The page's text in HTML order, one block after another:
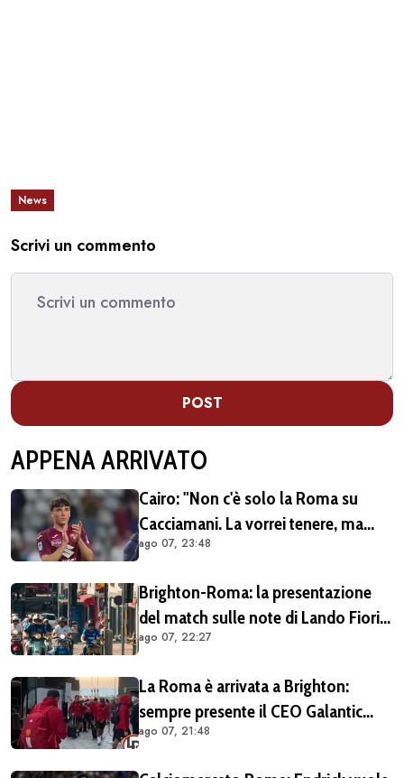
News
Scrivi un commento
POST
APPENA ARRIVATO
Cairo: "Non c'è solo la Roma su
Cacciamani. La vorrei tenere, ma
vediamo"
ago 07, 23:48
Brighton-Roma: la presentazione
del match sulle note di Lando Fiorini
(VIDEO)
ago 07, 22:27
La Roma è arrivata a Brighton:
sempre presente il CEO Galantic
(VIDEO)
ago 07, 21:48